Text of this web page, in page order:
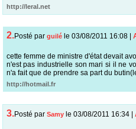
http://leral.net
2.Posté par guilé le 03/08/2011 16:08
cette femme de ministre d'état devait
n'est pas industrielle son mari si il ne
n'a fait que de prendre sa part du
http://hotmail.fr
3.Posté par Samy le 03/08/2011 16:34 |